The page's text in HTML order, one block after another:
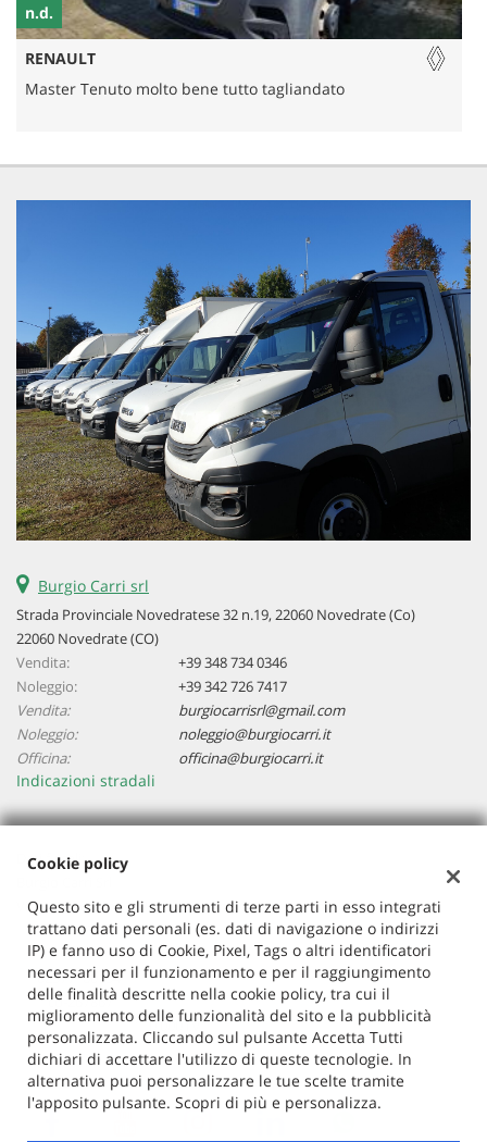
n.d.
RENAULT
Master Tenuto molto bene tutto tagliandato
Burgio Carri srl
Strada Provinciale Novedratese 32 n.19, 22060 Novedrate (Co)
22060 Novedrate (CO)
Vendita:
+39 348 734 0346
Noleggio:
+39 342 726 7417
Vendita:
burgiocarrisrl@gmail.com
Noleggio:
noleggio@burgiocarri.it
Officina:
officina@burgiocarri.it
Indicazioni stradali
Dati fiscali:
Via S.Francesco 19, 22066 Mariano Comense (Co)
P.IVA:02577160134
Registro delle imprese:CO
N°02577160134
REA:co-267867
Capitale sociale: € 110.000 i.v.
Cookie policy
Questo sito e gli strumenti di terze parti in esso integrati
trattano dati personali (es. dati di navigazione o indirizzi
IP) e fanno uso di Cookie, Pixel, Tags o altri identificatori
necessari per il funzionamento e per il raggiungimento
delle finalità descritte nella cookie policy, tra cui il
miglioramento delle funzionalità del sito e la pubblicità
personalizzata. Cliccando sul pulsante Accetta Tutti
dichiari di accettare l'utilizzo di queste tecnologie. In
alternativa puoi personalizzare le tue scelte tramite
l'apposito pulsante. Scopri di più e personalizza.